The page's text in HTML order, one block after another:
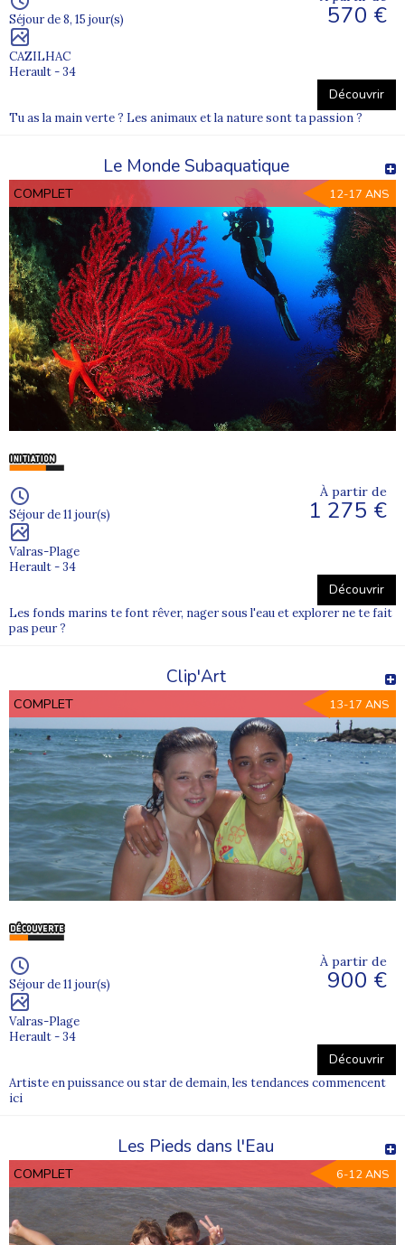
Séjour de 8, 15 jour(s)
CAZILHAC
Herault - 34
570 €
Découvrir
Tu as la main verte ? Les animaux et la nature sont ta passion ?
Le Monde Subaquatique
COMPLET 12-17 ANS
Séjour de 11 jour(s)
Valras-Plage
Herault - 34
À partir de
1 275 €
Découvrir
Les fonds marins te font rêver, nager sous l'eau et explorer ne te fait
pas peur ?
Clip'Art
COMPLET 13-17 ANS
Séjour de 11 jour(s)
Valras-Plage
Herault - 34
À partir de
900 €
Découvrir
Artiste en puissance ou star de demain, les tendances commencent
ici
Les Pieds dans l'Eau
COMPLET 6-12 ANS